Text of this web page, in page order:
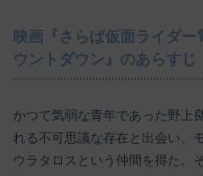
映画『さらば仮面ライダー
ウントダウン』のあらすじ
かつて気弱な青年であった野上
れる不可思議な存在と出会い、
ウラタロスという仲間を得た。